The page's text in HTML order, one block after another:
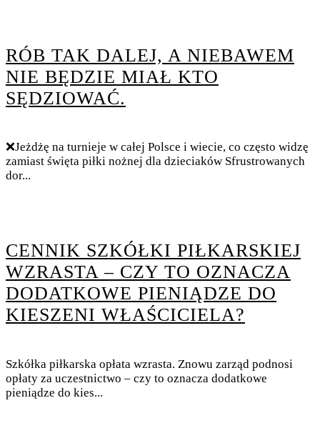
RÓB TAK DALEJ, A NIEBAWEM
NIE BĘDZIE MIAŁ KTO
SĘDZIOWAĆ.
❌Jeżdżę na turnieje w całej Polsce i wiecie, co często widzę
zamiast święta piłki nożnej dla dzieciaków Sfrustrowanych
dor...
CENNIK SZKÓŁKI PIŁKARSKIEJ
WZRASTA – CZY TO OZNACZA
DODATKOWE PIENIĄDZE DO
KIESZENI WŁAŚCICIELA?
Szkółka piłkarska opłata wzrasta. Znowu zarząd podnosi
opłaty za uczestnictwo – czy to oznacza dodatkowe
pieniądze do kies...